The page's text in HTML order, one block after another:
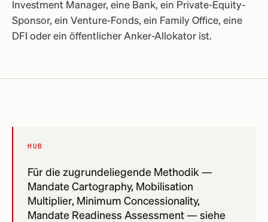
Investment Manager, eine Bank, ein Private-Equity-
Sponsor, ein Venture-Fonds, ein Family Office, eine
DFI oder ein öffentlicher Anker-Allokator ist.
HUB
Für die zugrundeliegende Methodik —
Mandate Cartography, Mobilisation
Multiplier, Minimum Concessionality,
Mandate Readiness Assessment — siehe